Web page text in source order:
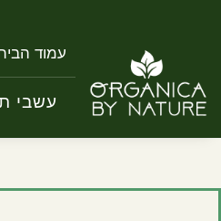
עמוד
עשבי